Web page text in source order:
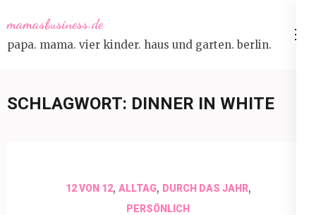
to
content
mamasbusiness.de
papa. mama. vier kinder. haus und garten. berlin.
SCHLAGWORT: DINNER IN WHITE
12 VON 12, ALLTAG, DURCH DAS JAHR,
PERSÖNLICH